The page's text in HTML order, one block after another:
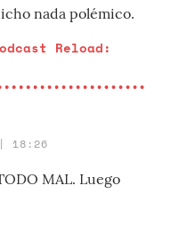
nada polémico.
Reload:
| 18:26
MAL. Luego